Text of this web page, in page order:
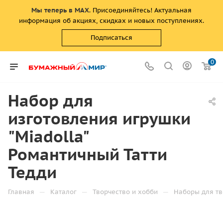
Мы теперь в MAX. Присоединяйтесь! Актуальная
информация об акциях, скидках и новых поступлениях.
Подписаться
0
Набор для
изготовления игрушки
"Miadolla"
Романтичный Татти
Тедди
Главная — Каталог — Творчество и хобби — Наборы для